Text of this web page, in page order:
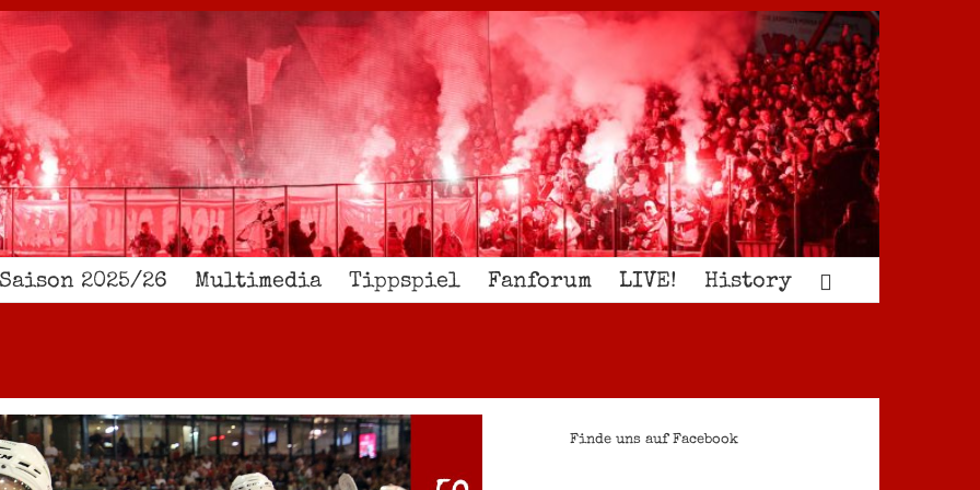
Saison 2025/26 Multimedia Tippspiel Fanforum LIVE! History
Finde uns auf Facebook